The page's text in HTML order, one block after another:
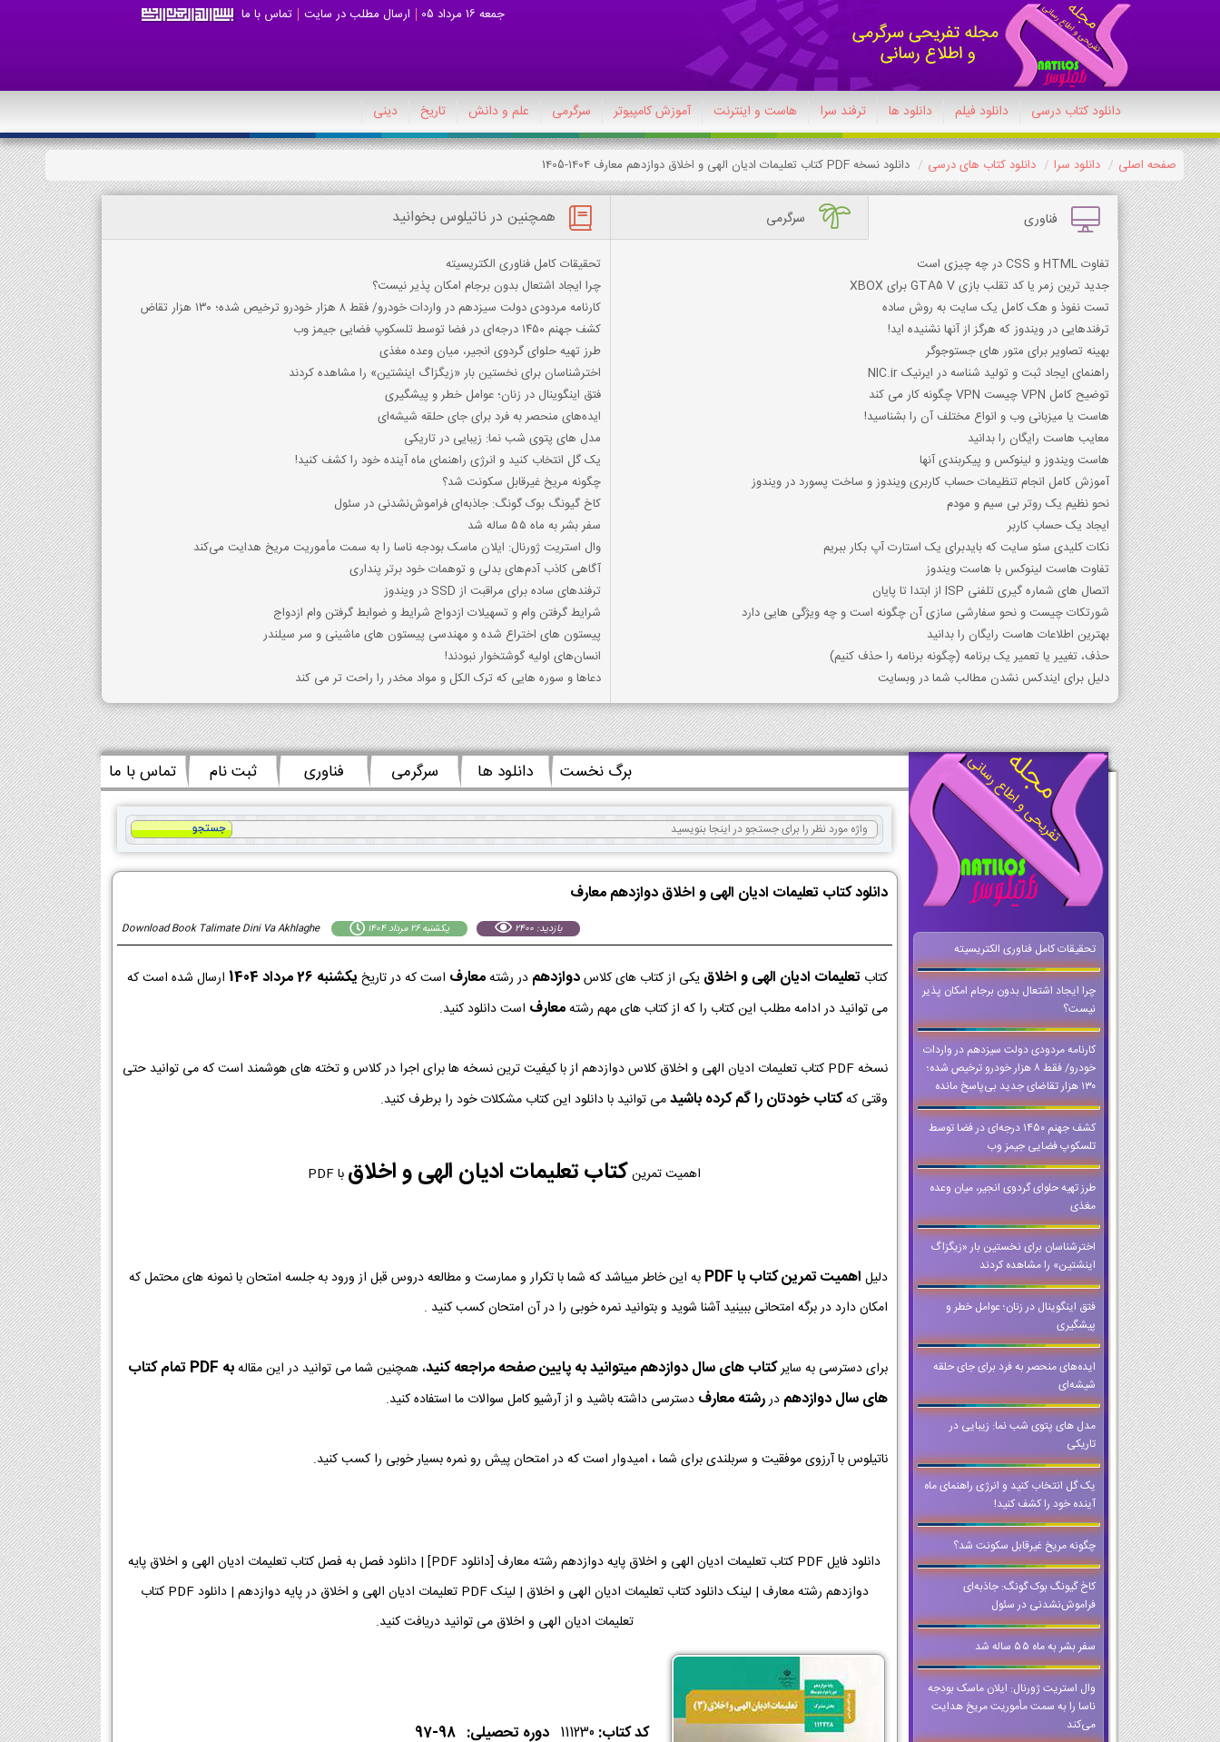
جمعه 16 مرداد 05 ارسال مطلب در سایت تماس با ما
دانلود کتاب درسی دانلود فیلم دانلود ها ترفند سرا هاست و اینترنت آموزش کامپیوتر سرگرمی علم و دانش تاریخ دینی
صفحه اصلی دانلود سرا دانلود کتاب های درسی دانلود نسخه PDF کتاب تعلیمات ادیان الهی و اخلاق دوازدهم معارف 1404-1405
فناوری سرگرمی
تفاوت HTML و CSS در چه چیزی است
جدید ترین زمر یا کد تقلب بازی GTA5 V برای XBOX
تست نفوذ و هک کامل یک سایت به روش ساده
ترفندهایی در ویندوز که هرگز از آنها نشنیده اید!
بهینه تصاویر برای متور های جستوجوگر
راهنمای ایجاد ثبت و تولید شناسه در ایرنیک NIC.ir
توضیح کامل VPN چیست VPN چگونه کار می کند
هاست یا میزبانی وب و انواع مختلف آن را بشناسید!
معایب هاست رایگان را بدانید
هاست ویندوز و لینوکس و پیکربندی آنها
آموزش کامل انجام تنظیمات حساب کاربری ویندوز و ساخت پسورد در ویندوز
نحو نظیم یک روتر بی سیم و مودم
ایجاد یک حساب کاربر
نکات کلیدی سئو سایت که بایدبرای یک استارت آپ بکار ببریم
تفاوت هاست لینوکس با هاست ویندوز
اتصال های شماره گیری تلفنی ISP از ابتدا تا پایان
شورتکات چیست و نحو سفارشی سازی آن چگونه است و چه ویژگی هایی دارد
بهترین اطلاعات هاست رایگان را بدانید
حذف، تغییر یا تعمیر یک برنامه (چگونه برنامه را حذف کنیم)
دلیل برای ایندکس نشدن مطالب شما در وبسایت
همچنین در ناتیلوس بخوانید
تحقیقات کامل فناوری الکتریسیته
چرا ایجاد اشتعال بدون برجام امکان پذیر نیست؟
کارنامه مردودی دولت سیزدهم در واردات خودرو/ فقط ۸ هزار خودرو ترخیص شده؛ ۱۳۰ هزار تقاض
کشف جهنم ۱۴۵۰ درجه‌ای در فضا توسط تلسکوپ فضایی جیمز وب
طرز تهیه حلوای گردوی انجیر، میان وعده مغذی
اخترشناسان برای نخستین بار «زیگزاگ اینشتین» را مشاهده کردند
فتق اینگوینال در زنان؛ عوامل خطر و پیشگیری
ایده‌های منحصر به فرد برای جای حلقه شیشه‌ای
مدل های پتوی شب نما: زیبایی در تاریکی
یک گل انتخاب کنید و انرژی راهنمای ماه آینده خود را کشف کنید!
چگونه مریخ غیرقابل سکونت شد؟
کاخ گیونگ بوک گونگ: جاذبه‌ای فراموش‌نشدنی در سئول
سفر بشر به ماه ۵۵ ساله شد
وال استریت ژورنال: ایلان ماسک بودجه ناسا را به سمت مأموریت مریخ هدایت می‌کند
آگاهی کاذب آدم‌های بدلی و توهمات خود برتر پنداری
ترفندهای ساده برای مراقبت از SSD در ویندوز
شرایط گرفتن وام و تسهيلات ازدواج شرایط و ضوابط گرفتن وام ازدواج
پیستون های اختراع شده و مهندسی پیستون های ماشینی و سر سیلندر
انسان‌های اولیه گوشتخوار نبودند!
دعاها و سوره هایی که ترک الکل و مواد مخدر را راحت تر می کند
تحقیقات کامل فناوری الکتریسیته
چرا ایجاد اشتعال بدون برجام امکان پذیر
نیست؟
کارنامه مردودی دولت سیزدهم در واردات
خودرو/ فقط ۸ هزار خودرو ترخیص شده؛
۱۳۰ هزار تقاضای جدید بی‌پاسخ مانده
کشف جهنم ۱۴۵۰ درجه‌ای در فضا توسط
تلسکوپ فضایی جیمز وب
طرز تهیه حلوای گردوی انجیر، میان وعده
مغذی
اخترشناسان برای نخستین بار «زیگزاگ
اینشتین» را مشاهده کردند
فتق اینگوینال در زنان؛ عوامل خطر و
پیشگیری
ایده‌های منحصر به فرد برای جای حلقه
شیشه‌ای
مدل های پتوی شب نما: زیبایی در
تاریکی
یک گل انتخاب کنید و انرژی راهنمای ماه
آینده خود را کشف کنید!
چگونه مریخ غیرقابل سکونت شد؟
کاخ گیونگ بوک گونگ: جاذبه‌ای
فراموش‌نشدنی در سئول
سفر بشر به ماه ۵۵ ساله شد
وال استریت ژورنال: ایلان ماسک بودجه
ناسا را به سمت مأموریت مریخ هدایت
می‌کند
برگ نخست دانلود ها سرگرمی فناوری ثبت نام تماس با ما
دانلود کتاب تعلیمات ادیان الهی و اخلاق دوازدهم معارف
Download Book Talimate Dini Va Akhlaghe يكشنبه 26 مرداد 1404 بازدید: 2400
کتاب تعلیمات ادیان الهی و اخلاق یکی از کتاب های کلاسدوازدهم در رشتهمعارف است که در تاریخ يكشنبه 26 مرداد 1404
ارسال شده است که
می توانید در ادامه مطلب این کتاب را که از کتاب های مهم رشتهمعارف است دانلود کنید.
نسخه PDF کتاب تعلیمات ادیان الهی و اخلاق کلاس دوازدهم از با کیفیت ترین نسخه ها برای اجرا در کلاس و تخته های هوشمند است که می توانید حتی
وقتی کهکتاب خودتان را گم کرده باشیدمی توانید با دانلود این کتاب مشکلات خود را برطرف کنید.
اهمیت تمرینکتاب تعلیمات ادیان الهی و اخلاق با PDF
دلیل اهمیت تمرین کتاب با PDF
به این خاطر میباشد که شما با تکرار و ممارست و مطالعه دروس قبل از ورود به جلسه امتحان با نمونه های محتمل که
امکان دارد در برگه امتحانی ببینید آشنا شوید و بتوانید نمره خوبی را در آن امتحان کسب کنید .
برای دسترسی به سایرکتاب های سال دوازدهم میتوانید به پایین صفحه مراجعه کنید، همچنین شما می توانید در این مقاله
به PDF تمام کتاب
های سال دوازدهم دررشته معارف دسترسی داشته باشید و از آرشیو کامل سوالات ما استفاده کنید.
ناتیلوس با آرزوی موفقیت و سربلندی برای شما ، امیدوار است که در امتحان پیش رو نمره بسیار خوبی را کسب کنید.
دانلود فایل PDF کتاب تعلیمات ادیان الهی و اخلاق پایه دوازدهم رشته معارف [دانلود PDF] | دانلود فصل به فصل کتاب تعلیمات ادیان الهی و اخلاق پایه
دوازدهم رشته معارف | لینک دانلود کتاب تعلیمات ادیان الهی و اخلاق | لینک PDF تعلیمات ادیان الهی و اخلاق در پایه دوازدهم | دانلود PDF کتاب
تعلیمات ادیان الهی و اخلاق می توانید دریافت کنید.
کد کتاب: 111230 دوره تحصیلی: 98-97